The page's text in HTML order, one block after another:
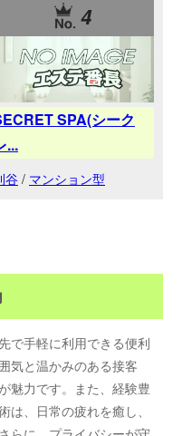
4
SPA(シーク
...
谷 / マンション型
で手軽に利用できる便利
気と温かみのある接客
魅力です。また、経験豊
、日常の疲れを癒し、